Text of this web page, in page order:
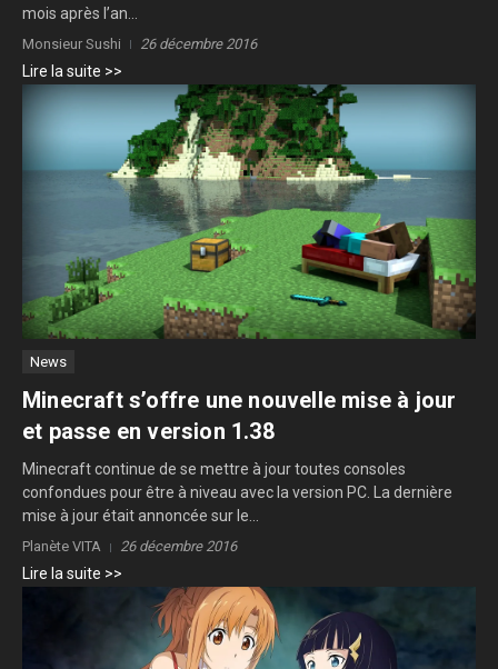
mois après l’an...
Monsieur Sushi 26 décembre 2016
Lire la suite >>
News
Minecraft s’offre une nouvelle mise à jour
et passe en version 1.38
Minecraft continue de se mettre à jour toutes consoles
confondues pour être à niveau avec la version PC. La dernière
mise à jour était annoncée sur le...
Planète VITA 26 décembre 2016
Lire la suite >>